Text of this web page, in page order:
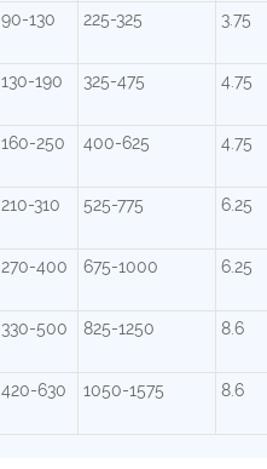
90-130 225-325 3.75
130-190 325-475 4.75
160-250 400-625 4.75
210-310 525-775 6.25
270-400 675-1000 6.25
330-500 825-1250 8.6
420-630 1050-1575 8.6